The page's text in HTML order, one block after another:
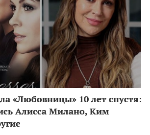
«Любовницы» 10 лет спустя:
Алисса Милано, Ким